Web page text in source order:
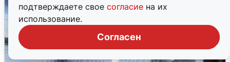
подтверждаете свое согласие на их
использование.
Согласен